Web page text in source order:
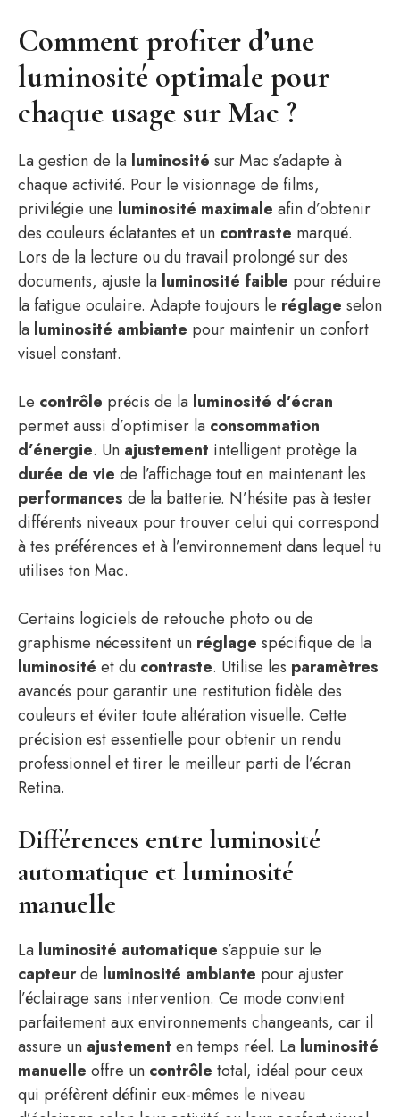
Comment profiter d’une
luminosité optimale pour
chaque usage sur Mac ?
La gestion de la luminosité sur Mac s’adapte à
chaque activité. Pour le visionnage de films,
privilégie une luminosité maximale afin d’obtenir
des couleurs éclatantes et un contraste marqué.
Lors de la lecture ou du travail prolongé sur des
documents, ajuste la luminosité faible pour réduire
la fatigue oculaire. Adapte toujours le réglage selon
la luminosité ambiante pour maintenir un confort
visuel constant.
Le contrôle précis de la luminosité d’écran
permet aussi d’optimiser la consommation
d’énergie. Un ajustement intelligent protège la
durée de vie de l’affichage tout en maintenant les
performances de la batterie. N’hésite pas à tester
différents niveaux pour trouver celui qui correspond
à tes préférences et à l’environnement dans lequel tu
utilises ton Mac.
Certains logiciels de retouche photo ou de
graphisme nécessitent un réglage spécifique de la
luminosité et du contraste. Utilise les paramètres
avancés pour garantir une restitution fidèle des
couleurs et éviter toute altération visuelle. Cette
précision est essentielle pour obtenir un rendu
professionnel et tirer le meilleur parti de l’écran
Retina.
Différences entre luminosité
automatique et luminosité
manuelle
La luminosité automatique s’appuie sur le
capteurde luminosité ambiante pour ajuster
l’éclairage sans intervention. Ce mode convient
parfaitement aux environnements changeants, car il
assure un ajustement en temps réel. La luminosité
manuelle offre un contrôle total, idéal pour ceux
qui préfèrent définir eux-mêmes le niveau